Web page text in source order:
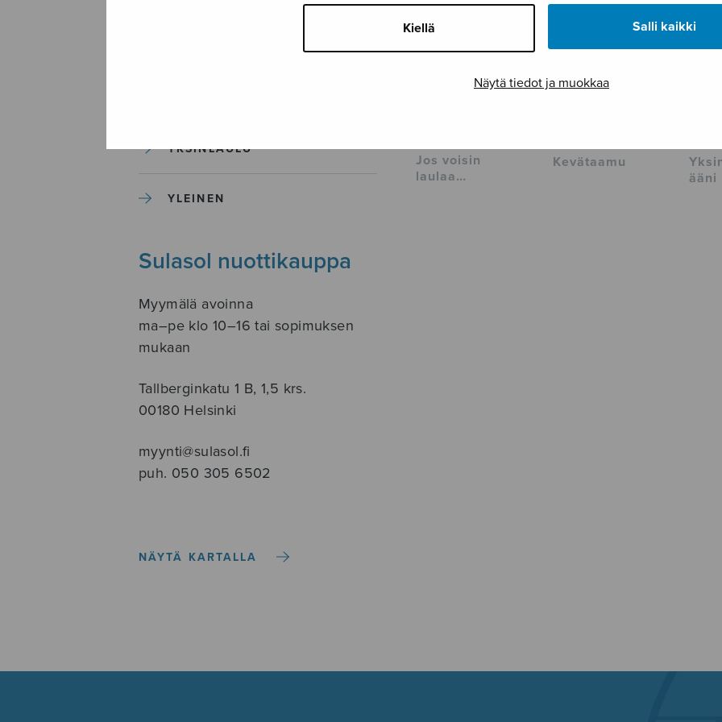
Kiellä Salli kaikki
Näytä tiedot ja muokkaa
SOITINKOULUT JA OPPAAT
YKSINLAULU
YLEINEN
Sulasol nuottikauppa
Myymälä avoinna
ma–pe klo 10–16 tai sopimuksen
mukaan
Tallberginkatu 1 B, 1,5 krs.
00180 Helsinki
myynti@sulasol.fi
puh. 050 305 6502
NÄYTÄ KARTALLA
Jos voisin
laulaa…
Kevätaamu
ääni